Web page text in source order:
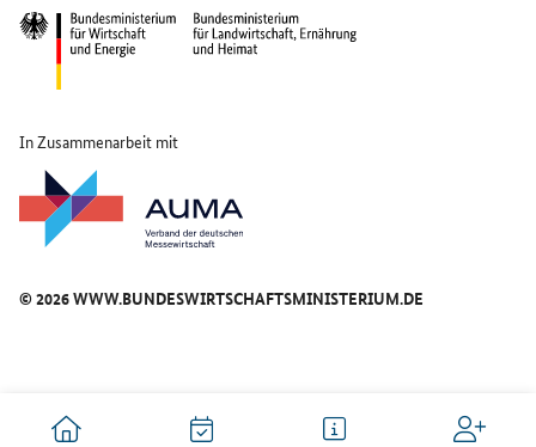
In Zusammenarbeit mit
© 2026 WWW.BUNDESWIRTSCHAFTSMINISTERIUM.DE